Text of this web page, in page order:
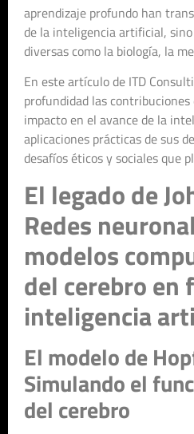
aprendizaje profundo han
de la inteligencia artificial,
diversas como la biología, la
En este artículo de ITD
profundidad las
impacto en el avance de la
aplicaciones prácticas de sus
desafíos éticos y sociales que
El legado de
Redes
modelos
del cerebro en
inteligencia
El modelo de
Simulando el
del cerebro